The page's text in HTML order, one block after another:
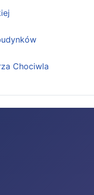
Chociwla